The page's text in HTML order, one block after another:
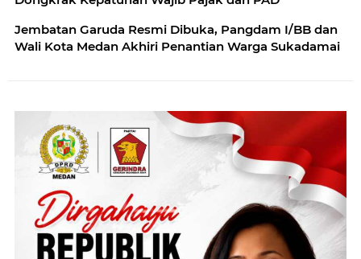
Jembatan Garuda Resmi Dibuka, Pangdam I/BB dan
Wali Kota Medan Akhiri Penantian Warga Sukadamai